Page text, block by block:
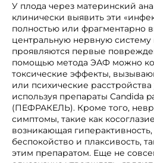
У плода через материнский
клинически выявить эти
полностью или фрагментарно
центральную нервную систему
проявляются первые
помощью метода ЭАФ можно
токсические эффекты,
или психические
используя препараты Candida
(ПЕФРАКЕЛЬ). Кроме того,
симптомы, такие как
возникающая
беспокойство и плаксивость,
этим препаратом. Еще не